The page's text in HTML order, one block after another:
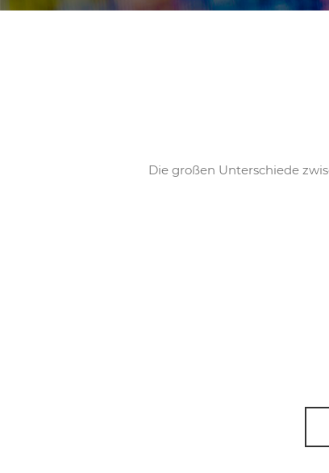
Die großen Unterschiede